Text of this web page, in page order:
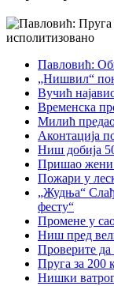
Павловић:
„Нишвил“
Вучић
Временска
Милић
Аконтација
Ниш добија
Пришао жени
Пожари у
„Жудња“
фесту“
Промене у
Ниш пред
Проверите да
Пруга за 200
Нишки